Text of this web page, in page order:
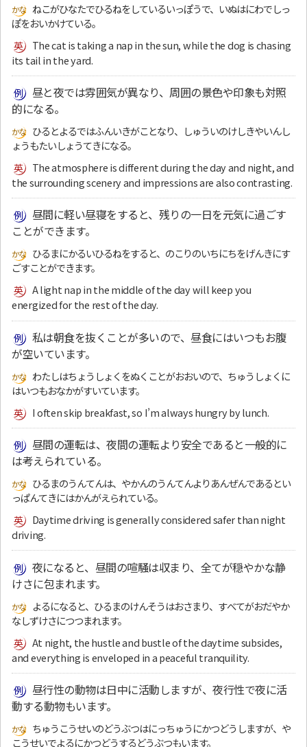
ねこがひなたでひるねをしているいっぽうで、いぬはにわでしっ
ぽをおいかけている。
The cat is taking a nap in the sun, while the dog is chasing
its tail in the yard.
昼と夜では雰囲気が異なり、周囲の景色や印象も対照
的になる。
ひるとよるではふんいきがことなり、しゅういのけしきやいんし
ょうもたいしょうてきになる。
The atmosphere is different during the day and night, and
the surrounding scenery and impressions are also contrasting.
昼間に軽い昼寝をすると、残りの一日を元気に過ごす
ことができます。
ひるまにかるいひるねをすると、のこりのいちにちをげんきにす
ごすことができます。
A light nap in the middle of the day will keep you
energized for the rest of the day.
私は朝食を抜くことが多いので、昼食にはいつもお腹
が空いています。
わたしはちょうしょくをぬくことがおおいので、ちゅうしょくに
はいつもおなかがすいています。
I often skip breakfast, so I’m always hungry by lunch.
昼間の運転は、夜間の運転より安全であると一般的に
は考えられている。
ひるまのうんてんは、やかんのうんてんよりあんぜんであるとい
っぱんてきにはかんがえられている。
Daytime driving is generally considered safer than night
driving.
夜になると、昼間の喧騒は収まり、全てが穏やかな静
けさに包まれます。
よるになると、ひるまのけんそうはおさまり、すべてがおだやか
なしずけさにつつまれます。
At night, the hustle and bustle of the daytime subsides,
and everything is enveloped in a peaceful tranquility.
昼行性の動物は日中に活動しますが、夜行性で夜に活
動する動物もいます。
ちゅうこうせいのどうぶつはにっちゅうにかつどうしますが、や
こうせいでよるにかつどうするどうぶつもいます。